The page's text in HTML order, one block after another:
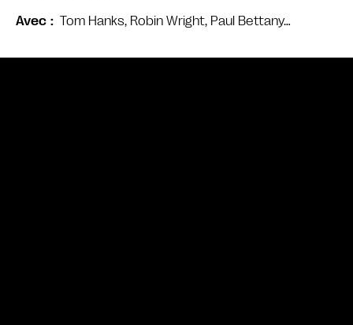
Avec Tom Hanks, Robin Wright, Paul Bettany…